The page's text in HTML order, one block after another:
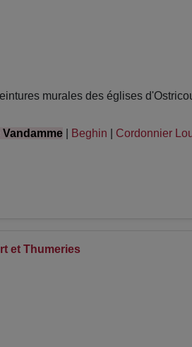
murales des églises
Vandamme Beghin
Cordonnier
et Thumeries